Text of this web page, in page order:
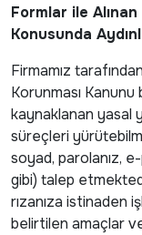
Formlar ile
Konusunda
Firmamız
Korunması
kaynaklanan yasal
süreçleri
soyad, parolanız,
gibi) talep
rızanıza istinaden
belirtilen amaçlar ve